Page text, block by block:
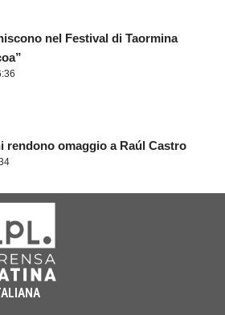
nel Festival di Taormina
rendono omaggio a Raúl Castro